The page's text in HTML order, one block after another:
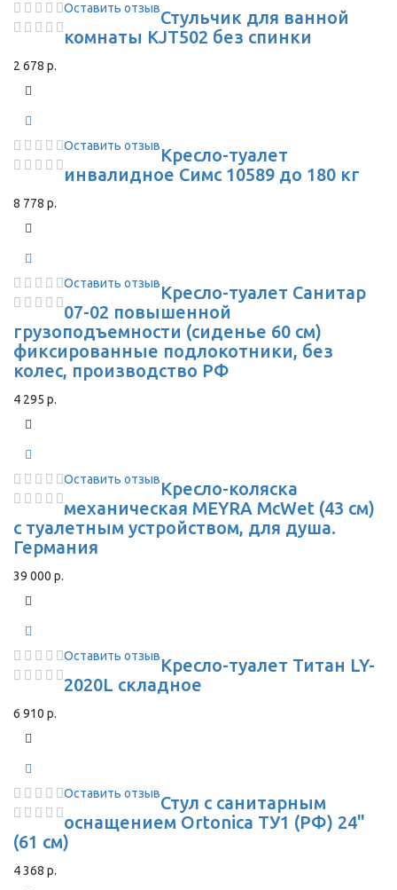
Оставить отзывСтульчик для ванной
комнаты KJT502 без спинки
2 678 р.
Оставить отзывКресло-туалет
инвалидное Симс 10589 до 180 кг
8 778 р.
Оставить отзывКресло-туалет Санитар
07-02 повышенной
грузоподъемности (сиденье 60 см)
фиксированные подлокотники, без
колес, производство РФ
4 295 р.
Оставить отзывКресло-коляска
механическая MEYRA McWet (43 см)
с туалетным устройством, для душа.
Германия
39 000 р.
Оставить отзывКресло-туалет Титан LY-
2020L складное
6 910 р.
Оставить отзывСтул с санитарным
оснащением Ortonica ТУ1 (РФ) 24"
(61 см)
4 368 р.